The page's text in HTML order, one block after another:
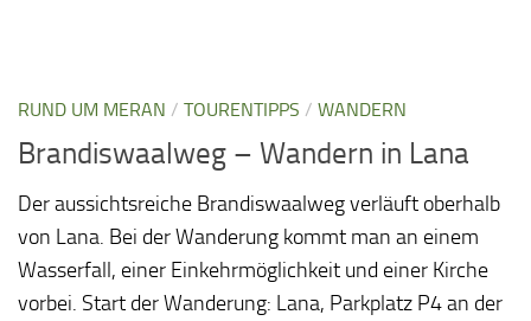
RUND UM MERAN / TOURENTIPPS / WANDERN
Brandiswaalweg – Wandern in Lana
Der aussichtsreiche Brandiswaalweg verläuft oberhalb
von Lana. Bei der Wanderung kommt man an einem
Wasserfall, einer Einkehrmöglichkeit und einer Kirche
vorbei. Start der Wanderung: Lana, Parkplatz P4 an der